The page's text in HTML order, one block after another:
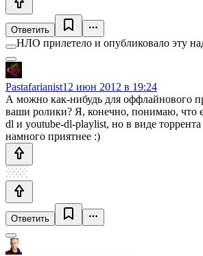
Ответить
НЛО прилетело и опубликовало эту
Pastafarianist12 июн 2012 в 19:24
А можно как-нибудь для оффлайнового
ваши ролики? Я, конечно, понимаю, что
dl и youtube-dl-playlist, но в виде
намного приятнее :)
Ответить